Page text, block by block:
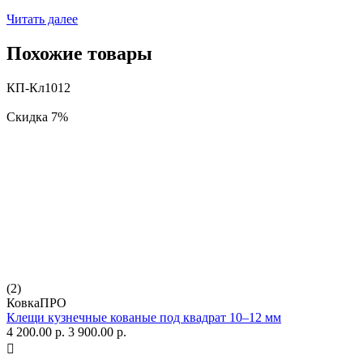
Читать далее
Похожие товары
КП-Кл1012
Скидка 7%
(2)
КовкаПРО
Клещи кузнечные кованые под квадрат 10–12 мм
4 200.00 р. 3 900.00 р.
